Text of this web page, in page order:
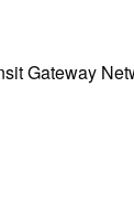
Gateway